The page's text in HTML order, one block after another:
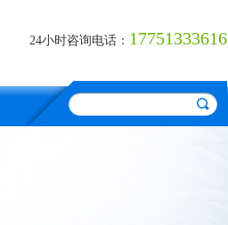
24小时咨询电话： 17751333616